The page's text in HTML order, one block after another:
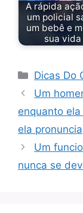
A rápida
um policial
um bebê e
sua vida
Dicas Do
Um
enquanto
ela pronuncia
Um
nunca se